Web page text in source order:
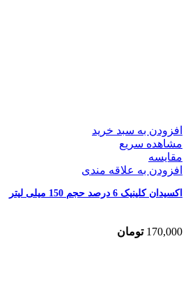
افزودن به سبد خرید
مشاهده سریع
مقایسه
افزودن به علاقه مندی
اکسیدان کلینیک 6 درصد حجم 150 میلی لیتر
170,000 تومان